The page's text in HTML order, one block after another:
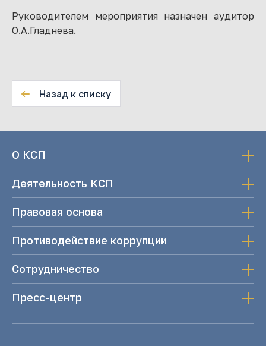
Руководителем мероприятия назначен аудитор
О.А.Гладнева.
Назад к списку
О КСП
Деятельность КСП
Правовая основа
Противодействие коррупции
Сотрудничество
Пресс-центр